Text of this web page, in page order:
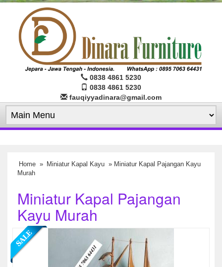
0838 4861 5230
0838 4861 5230
fauqiyyadinara@gmail.com
Home » Miniatur Kapal Kayu » Miniatur Kapal Pajangan Kayu
Murah
Miniatur Kapal Pajangan
Kayu Murah